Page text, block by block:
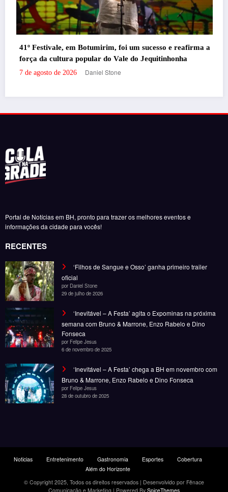
sucesso e reafirma a
Jequitinhonha
milhas e acúmulo de pontos em Belo
7 de agosto de 2026 Daniel Stone
informações da cidade para vocês!
oficial
por Daniel Stone
29 de julho de 2026
semana com Bruno & Marrone, Enzo Rabelo e Dino
Fonseca
por Felipe Jesus
6 de novembro de 2025
Bruno & Marrone, Enzo Rabelo e Dino Fonseca
por Felipe Jesus
28 de outubro de 2025
Noticias Entretenimento Gastronomia Esportes
Cobertura
Além do Horizonte
© Copyright 2025, Todos os direitos reservados | Desenvolvido por Fênace
Comunicação e Marketing | Powered BySpiceThemes